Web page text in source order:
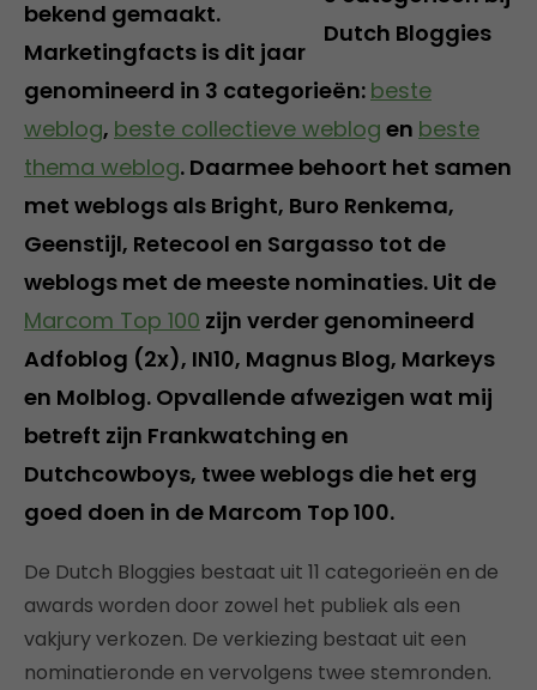
bekend gemaakt.
Marketingfacts is dit jaar
genomineerd in 3 categorieën: beste
weblog, beste collectieve weblog en beste
thema weblog. Daarmee behoort het samen
met weblogs als Bright, Buro Renkema,
Geenstijl, Retecool en Sargasso tot de
weblogs met de meeste nominaties. Uit de
Marcom Top 100 zijn verder genomineerd
Adfoblog (2x), IN10, Magnus Blog, Markeys
en Molblog. Opvallende afwezigen wat mij
betreft zijn Frankwatching en
Dutchcowboys, twee weblogs die het erg
goed doen in de Marcom Top 100.
De Dutch Bloggies bestaat uit 11 categorieën en de
awards worden door zowel het publiek als een
vakjury verkozen. De verkiezing bestaat uit een
nominatieronde en vervolgens twee stemronden.